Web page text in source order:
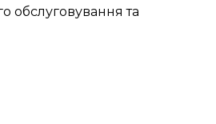
обслуговування та